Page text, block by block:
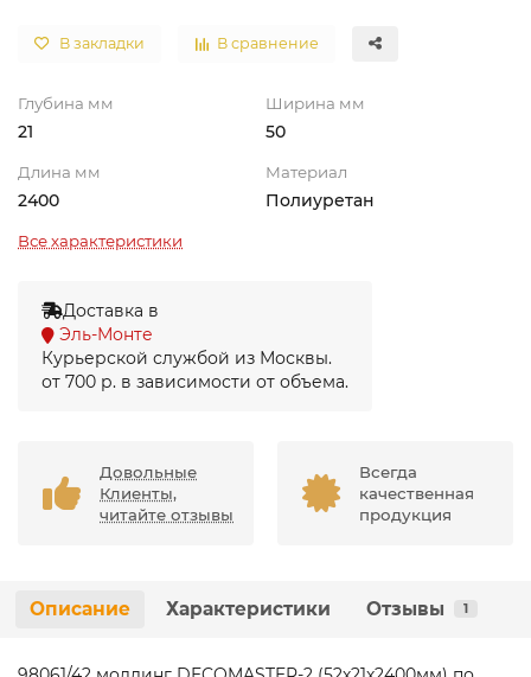
В закладки В сравнение
Глубина мм
21
Ширина мм
50
Длина мм
2400
Материал
Полиуретан
Все характеристики
Доставка в
Эль-Монте
Курьерской службой из Москвы.
от 700 р. в зависимости от объема.
Довольные
Клиенты,
читайте отзывы
Всегда
качественная
продукция
Описание Характеристики Отзывы 1